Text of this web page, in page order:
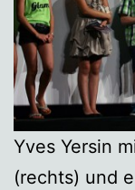
Yves Yersin
(rechts) und